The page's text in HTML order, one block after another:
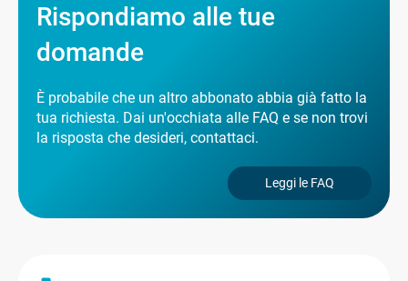
Rispondiamo alle tue
domande
È probabile che un altro abbonato abbia già fatto la
tua richiesta. Dai un'occhiata alle FAQ e se non trovi
la risposta che desideri, contattaci.
Leggi le FAQ